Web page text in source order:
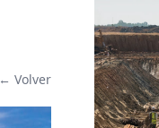
← Volver